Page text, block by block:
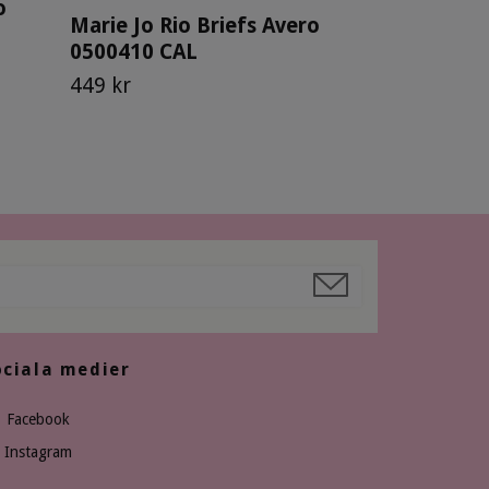
Marie Jo Rio Briefs Avero
0500410 CAL
449 kr
medier
Facebook
Instagram